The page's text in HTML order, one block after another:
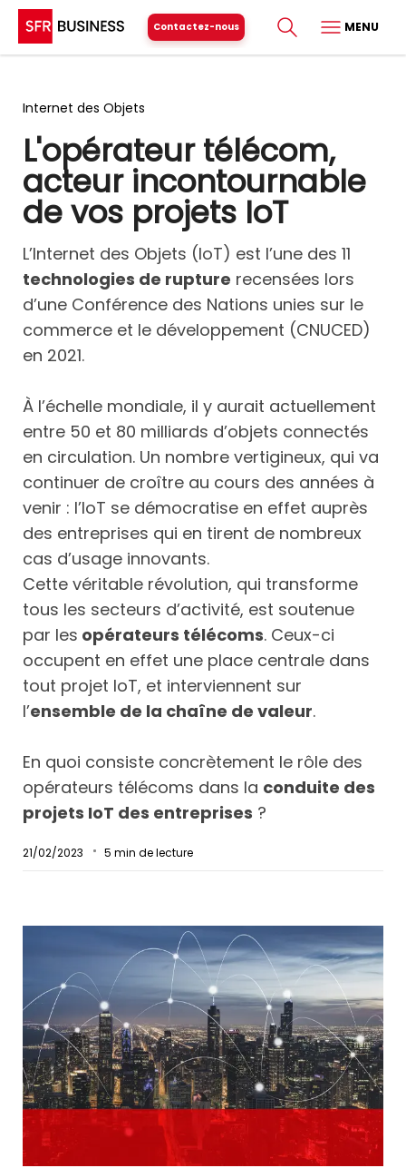
Contactez-nous MENU
Internet des Objets
L'opérateur télécom,
acteur incontournable
de vos projets IoT
L’Internet des Objets (IoT) est l’une des 11
technologies de rupture recensées lors
d’une Conférence des Nations unies sur le
commerce et le développement (CNUCED)
en 2021.
À l’échelle mondiale, il y aurait actuellement
entre 50 et 80 milliards d’objets connectés
en circulation. Un nombre vertigineux, qui va
continuer de croître au cours des années à
venir : l’IoT se démocratise en effet auprès
des entreprises qui en tirent de nombreux
cas d’usage innovants.
Cette véritable révolution, qui transforme
tous les secteurs d’activité, est soutenue
par les opérateurs télécoms. Ceux-ci
occupent en effet une place centrale dans
tout projet IoT, et interviennent sur
l’ensemble de la chaîne de valeur.
En quoi consiste concrètement le rôle des
opérateurs télécoms dans la conduite des
projets IoT des entreprises ?
21/02/2023 5 min de lecture